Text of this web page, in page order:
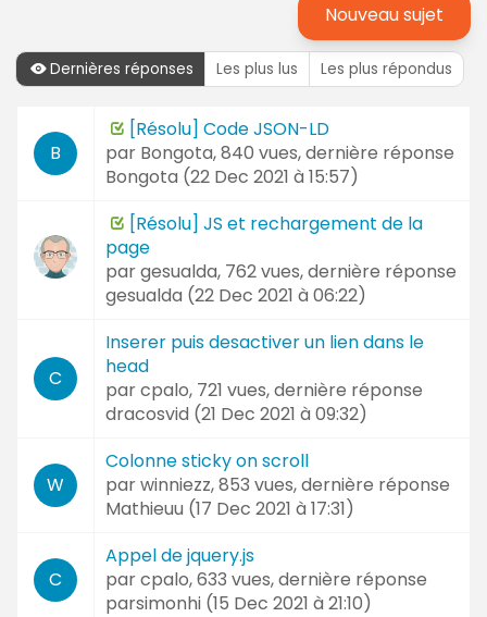
Nouveau sujet
Dernières réponses Les plus lus Les plus répondus
réponses
Sujet
et
Auteur
B
[Résolu] Code JSON-LD
par Bongota, 840 vues, dernière réponse
Bongota (22 Dec 2021 à 15:57)
[Résolu] JS et rechargement de la
page
pargesualda, 762 vues, dernière réponse
gesualda (22 Dec 2021 à 06:22)
C
Inserer puis desactiver un lien dans le
head
parcpalo, 721 vues, dernière réponse
dracosvid (21 Dec 2021 à 09:32)
W
Colonne sticky on scroll
parwinniezz, 853 vues, dernière réponse
Mathieuu (17 Dec 2021 à 17:31)
C
Appel de jquery.js
parcpalo, 633 vues, dernière réponse
parsimonhi (15 Dec 2021 à 21:10)